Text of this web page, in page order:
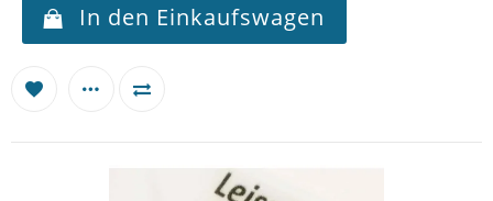
In den Einkaufswagen